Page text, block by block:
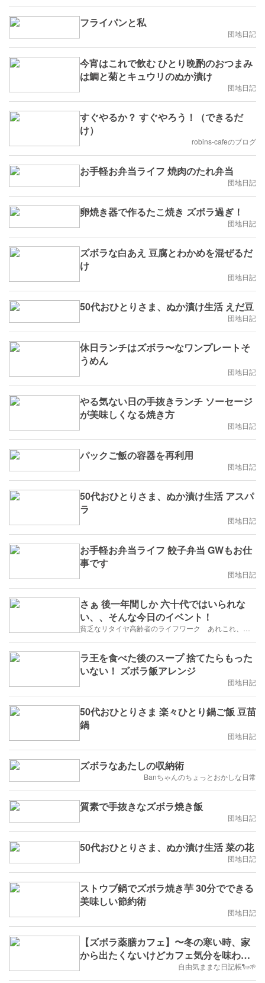
フライパンと私
団地日記
今宵はこれで飲む ひとり晩酌のおつまみ
は鯛と菊とキュウリのぬか漬け
団地日記
すぐやるか？ すぐやろう！（できるだ
け）
robins-cafeのブログ
お手軽お弁当ライフ 焼肉のたれ弁当
団地日記
卵焼き器で作るたこ焼き ズボラ過ぎ！
団地日記
ズボラな白あえ 豆腐とわかめを混ぜるだ
け
団地日記
50代おひとりさま、ぬか漬け生活 えだ豆
団地日記
休日ランチはズボラ〜なワンプレートそ
うめん
団地日記
やる気ない日の手抜きランチ ソーセージ
が美味しくなる焼き方
団地日記
パックご飯の容器を再利用
団地日記
50代おひとりさま、ぬか漬け生活 アスパ
ラ
団地日記
お手軽お弁当ライフ 餃子弁当 GWもお仕
事です
団地日記
さぁ 後一年間しか 六十代ではいられな
い、、そんな今日のイベント！
ラ王を食べた後のスープ 捨てたらもった
いない！ ズボラ飯アレンジ
団地日記
50代おひとりさま 楽々ひとり鍋ご飯 豆苗
鍋
団地日記
ズボラなあたしの収納術
Banちゃんのちょっとおかしな日常
質素で手抜きなズボラ焼き飯
団地日記
50代おひとりさま、ぬか漬け生活 菜の花
団地日記
ストウブ鍋でズボラ焼き芋 30分でできる
美味しい節約術
団地日記
【ズボラ薬膳カフェ】〜冬の寒い時、家
から出たくないけどカフェ気分を味わい
自由気ままな日記帳🐑🌱